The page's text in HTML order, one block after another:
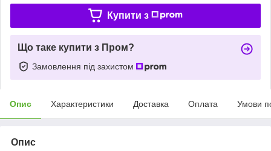
Купити з
Що таке купити з Пром?
Замовлення під захистом
Опис Характеристики Доставка Оплата Умови
Опис